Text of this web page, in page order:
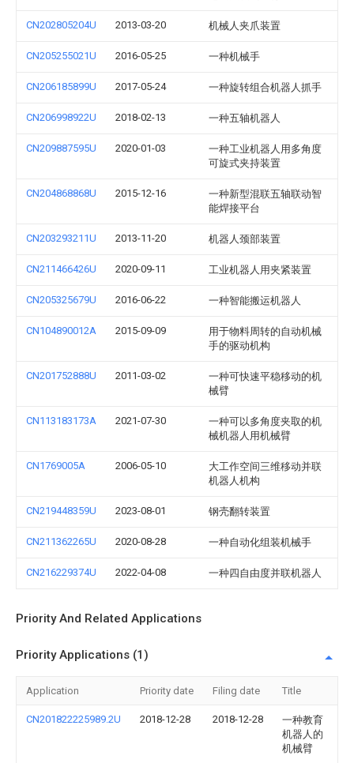
CN202805204U 2013-03-20 机械人夹爪装置
CN205255021U 2016-05-25 一种机械手
CN206185899U 2017-05-24 一种旋转组合机器人抓手
CN206998922U 2018-02-13 一种五轴机器人
CN209887595U 2020-01-03
一种工业机器人用多角度
可旋式夹持装置
CN204868868U 2015-12-16
一种新型混联五轴联动智
能焊接平台
CN203293211U 2013-11-20 机器人颈部装置
CN211466426U 2020-09-11 工业机器人用夹紧装置
CN205325679U 2016-06-22 一种智能搬运机器人
CN104890012A 2015-09-09
用于物料周转的自动机械
手的驱动机构
CN201752888U 2011-03-02
一种可快速平稳移动的机
械臂
CN113183173A 2021-07-30
一种可以多角度夹取的机
械机器人用机械臂
CN1769005A 2006-05-10
大工作空间三维移动并联
机器人机构
CN219448359U 2023-08-01 钢壳翻转装置
CN211362265U 2020-08-28 一种自动化组装机械手
CN216229374U 2022-04-08 一种四自由度并联机器人
Priority And Related Applications
Priority Applications (1)
Application Priority date Filing date Title
CN201822225989.2U 2018-12-28 2018-12-28
一种教育
机器人的
机械臂